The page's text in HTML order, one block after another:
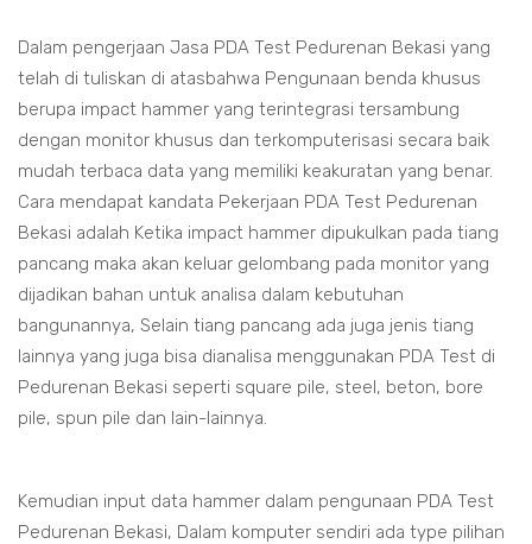
Dalam pengerjaan Jasa PDA Test Pedurenan Bekasi yang
telah di tuliskan di atasbahwa Pengunaan benda khusus
berupa impact hammer yang terintegrasi tersambung
dengan monitor khusus dan terkomputerisasi secara baik
mudah terbaca data yang memiliki keakuratan yang benar.
Cara mendapat kandata Pekerjaan PDA Test Pedurenan
Bekasi adalah Ketika impact hammer dipukulkan pada tiang
pancang maka akan keluar gelombang pada monitor yang
dijadikan bahan untuk analisa dalam kebutuhan
bangunannya, Selain tiang pancang ada juga jenis tiang
lainnya yang juga bisa dianalisa menggunakan PDA Test di
Pedurenan Bekasi seperti square pile, steel, beton, bore
pile, spun pile dan lain-lainnya.
Kemudian input data hammer dalam pengunaan PDA Test
Pedurenan Bekasi, Dalam komputer sendiri ada type pilihan